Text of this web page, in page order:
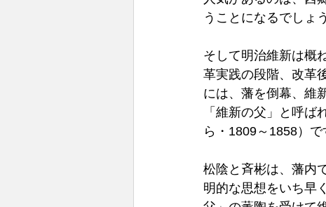
うことになるでしょ
そして明治維新は概
革実践の段階、改革
には、藩を倒幕、維
「維新の父」と呼
ら・1809～1858）で
松陰と斉彬は、藩内
明的な思想をいち早